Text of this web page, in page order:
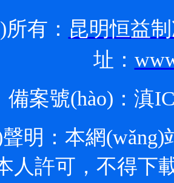
有： 昆明恒益
址：
備案號(hào)： 滇
聲明：本網
許可，不得下載